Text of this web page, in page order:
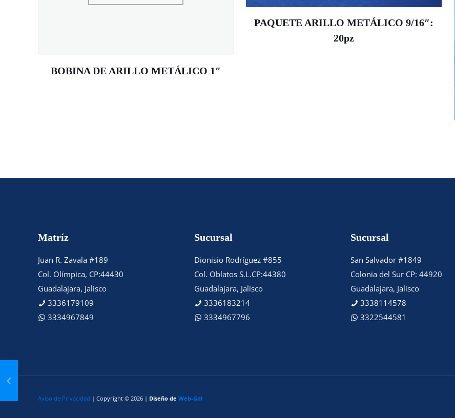
BOBINA DE ARILLO METÁLICO 1″
PAQUETE ARILLO METÁLICO 9/16″:
20pz
Matríz
Juan R. Zavala #189
Col. Olímpica, CP:44430
Guadalajara, Jalisco
3336179109
3334967849
Sucursal
Dionisio Rodríguez #855
Col. Oblatos S.L.CP:44380
Guadalajara, Jalisco
3336183214
3334967796
Sucursal
San Salvador #1849
Colonia del Sur CP: 44920
Guadalajara, Jalisco
3338114578
3322544581
Aviso de Privacidad | Copyright © 2026 | Diseño de Web-Gdl